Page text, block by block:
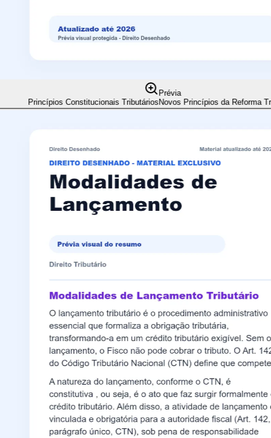
Prévia
Princípios Constitucionais TributáriosNovos Princípios da Reforma